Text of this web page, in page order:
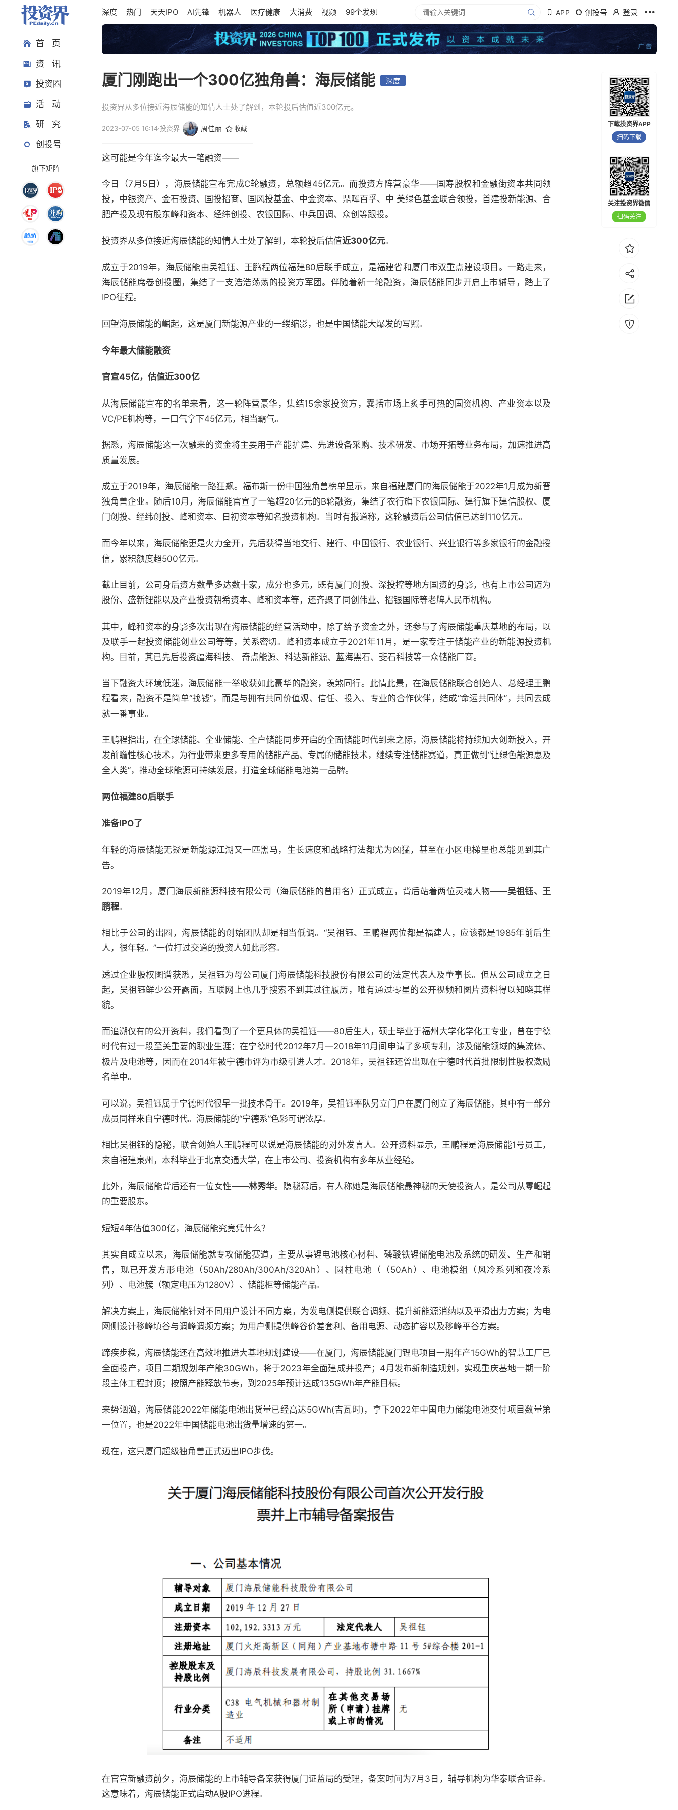
首 页
资 讯
投资圈
活 动
研 究
创投号
旗下矩阵
深度 热门 天天IPO AI先锋 机器人 医疗健康 大消费 视频 99个发现 APP 创投号 登录
厦门刚跑出一个300亿独角兽：海辰储能 深度
投资界从多位接近海辰储能的知情人士处了解到，本轮投后估值近300亿元。
2023-07-05 16:14·投资界 周佳丽 收藏
这可能是今年迄今最大一笔融资——
今日（7月5日），海辰储能宣布完成C轮融资，总额超45亿元。而投资方阵营豪华——国寿股权和金融街资本共同领
投，中银资产、金石投资、国投招商、国风投基金、中金资本、鼎晖百孚、中 美绿色基金联合领投，首建投新能源、合
肥产投及现有股东峰和资本、经纬创投、农银国际、中兵国调、众创等跟投。
投资界从多位接近海辰储能的知情人士处了解到，本轮投后估值近300亿元。
成立于2019年，海辰储能由吴祖钰、王鹏程两位福建80后联手成立，是福建省和厦门市双重点建设项目。一路走来，
海辰储能席卷创投圈，集结了一支浩浩荡荡的投资方军团。伴随着新一轮融资，海辰储能同步开启上市辅导，踏上了
IPO征程。
回望海辰储能的崛起，这是厦门新能源产业的一缕缩影，也是中国储能大爆发的写照。
今年最大储能融资
官宣45亿，估值近300亿
从海辰储能宣布的名单来看，这一轮阵营豪华，集结15余家投资方，囊括市场上炙手可热的国资机构、产业资本以及
VC/PE机构等，一口气拿下45亿元，相当霸气。
据悉，海辰储能这一次融来的资金将主要用于产能扩建、先进设备采购、技术研发、市场开拓等业务布局，加速推进高
质量发展。
成立于2019年，海辰储能一路狂飙。福布斯一份中国独角兽榜单显示，来自福建厦门的海辰储能于2022年1月成为新晋
独角兽企业。随后10月，海辰储能官宣了一笔超20亿元的B轮融资，集结了农行旗下农银国际、建行旗下建信股权、厦
门创投、经纬创投、峰和资本、日初资本等知名投资机构。当时有报道称，这轮融资后公司估值已达到110亿元。
而今年以来，海辰储能更是火力全开，先后获得当地交行、建行、中国银行、农业银行、兴业银行等多家银行的金融授
信，累积额度超500亿元。
截止目前，公司身后资方数量多达数十家，成分也多元，既有厦门创投、深投控等地方国资的身影，也有上市公司迈为
股份、盛新锂能以及产业投资朝希资本、峰和资本等，还齐聚了同创伟业、招银国际等老牌人民币机构。
其中，峰和资本的身影多次出现在海辰储能的经营活动中，除了给予资金之外，还参与了海辰储能重庆基地的布局，以
及联手一起投资储能创业公司等等，关系密切。峰和资本成立于2021年11月，是一家专注于储能产业的新能源投资机
构。目前，其已先后投资疆海科技、 奇点能源、科达新能源、蓝海黑石、斐石科技等一众储能厂商。
当下融资大环境低迷，海辰储能一举收获如此豪华的融资，羡煞同行。此情此景，在海辰储能联合创始人、总经理王鹏
程看来，融资不是简单“找钱”，而是与拥有共同价值观、信任、投入、专业的合作伙伴，结成“命运共同体”，共同去成
就一番事业。
王鹏程指出，在全球储能、全业储能、全户储能同步开启的全面储能时代到来之际，海辰储能将持续加大创新投入，开
发前瞻性核心技术，为行业带来更多专用的储能产品、专属的储能技术，继续专注储能赛道，真正做到“让绿色能源惠及
全人类”，推动全球能源可持续发展，打造全球储能电池第一品牌。
两位福建80后联手
准备IPO了
年轻的海辰储能无疑是新能源江湖又一匹黑马，生长速度和战略打法都尤为凶猛，甚至在小区电梯里也总能见到其广
告。
2019年12月，厦门海辰新能源科技有限公司（海辰储能的曾用名）正式成立，背后站着两位灵魂人物——吴祖钰、王
鹏程。
相比于公司的出圈，海辰储能的创始团队却是相当低调。“吴祖钰、王鹏程两位都是福建人，应该都是1985年前后生
人，很年轻。”一位打过交道的投资人如此形容。
透过企业股权图谱获悉，吴祖钰为母公司厦门海辰储能科技股份有限公司的法定代表人及董事长。但从公司成立之日
起，吴祖钰鲜少公开露面，互联网上也几乎搜索不到其过往履历，唯有通过零星的公开视频和图片资料得以知晓其样
貌。
而追溯仅有的公开资料，我们看到了一个更具体的吴祖钰——80后生人，硕士毕业于福州大学化学化工专业，曾在宁德
时代有过一段至关重要的职业生涯：在宁德时代2012年7月—2018年11月间申请了多项专利，涉及储能领域的集流体、
极片及电池等，因而在2014年被宁德市评为市级引进人才。2018年，吴祖钰还曾出现在宁德时代首批限制性股权激励
名单中。
可以说，吴祖钰属于宁德时代很早一批技术骨干。2019年，吴祖钰率队另立门户在厦门创立了海辰储能，其中有一部分
成员同样来自宁德时代。海辰储能的“宁德系”色彩可谓浓厚。
相比吴祖钰的隐秘，联合创始人王鹏程可以说是海辰储能的对外发言人。公开资料显示，王鹏程是海辰储能1号员工，
来自福建泉州，本科毕业于北京交通大学，在上市公司、投资机构有多年从业经验。
此外，海辰储能背后还有一位女性——林秀华。隐秘幕后，有人称她是海辰储能最神秘的天使投资人，是公司从零崛起
的重要股东。
短短4年估值300亿，海辰储能究竟凭什么？
其实自成立以来，海辰储能就专攻储能赛道，主要从事锂电池核心材料、磷酸铁锂储能电池及系统的研发、生产和销
售，现已开发方形电池（50Ah/280Ah/300Ah/320Ah）、圆柱电池（（50Ah）、电池模组（风冷系列和夜冷系
列）、电池簇（额定电压为1280V）、储能柜等储能产品。
解决方案上，海辰储能针对不同用户设计不同方案，为发电侧提供联合调频、提升新能源消纳以及平滑出力方案；为电
网侧设计移峰填谷与调峰调频方案；为用户侧提供峰谷价差套利、备用电源、动态扩容以及移峰平谷方案。
蹄疾步稳，海辰储能还在高效地推进大基地规划建设——在厦门，海辰储能厦门锂电项目一期年产15GWh的智慧工厂已
全面投产，项目二期规划年产能30GWh，将于2023年全面建成并投产；4月发布新制造规划，实现重庆基地一期一阶
段主体工程封顶；按照产能释放节奏，到2025年预计达成135GWh年产能目标。
来势汹汹，海辰储能2022年储能电池出货量已经高达5GWh(吉瓦时)，拿下2022年中国电力储能电池交付项目数量第
一位置，也是2022年中国储能电池出货量增速的第一。
现在，这只厦门超级独角兽正式迈出IPO步伐。
在官宣新融资前夕，海辰储能的上市辅导备案获得厦门证监局的受理，备案时间为7月3日，辅导机构为华泰联合证券。
这意味着，海辰储能正式启动A股IPO进程。
下载投资界APP
扫码下载
关注投资界微信
扫码关注